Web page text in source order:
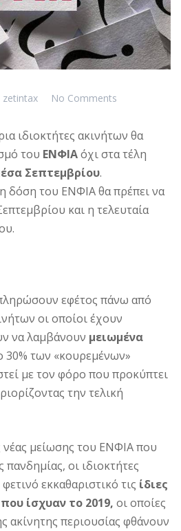
zetintax No Comments
ιδιοκτήτες ακινήτων θα
του ΕΝΦΙΑόχι στα τέλη
Σεπτεμβρίου.
δόση του ΕΝΦΙΑ θα πρέπει να
και η τελευταία
εφέτος πάνω από
οι οποίοι έχουν
να λαμβάνουν μειωμένα
30% των «κουρεμένων»
με τον φόρο που προκύπτει
την τελική
μείωσης του ΕΝΦΙΑ που
οι ιδιοκτήτες
εκκαθαριστικό τις ίδιες
ίσχυαν το 2019, οι οποίες
ακίνητης περιουσίας φθάνουν